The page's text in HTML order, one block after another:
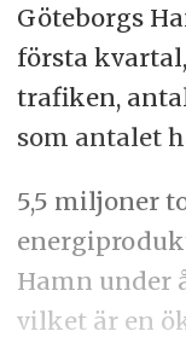
Göteborgs
första
trafiken,
som antalet
5,5 miljoner
Hamn under
vilket är en